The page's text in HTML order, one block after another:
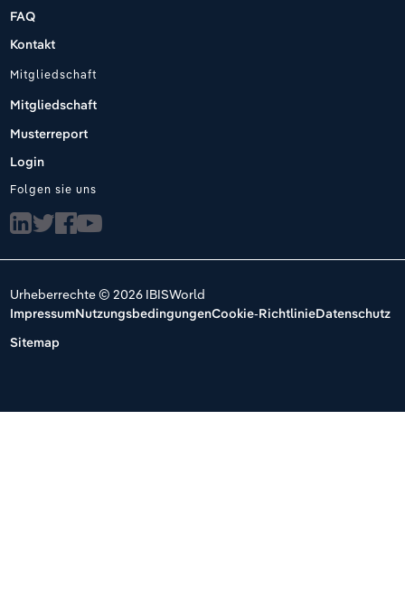
FAQ
Kontakt
Mitgliedschaft
Mitgliedschaft
Musterreport
Login
Folgen sie uns
Urheberrechte © 2026 IBISWorld
ImpressumNutzungsbedingungenCookie-RichtlinieDatenschutz
Sitemap